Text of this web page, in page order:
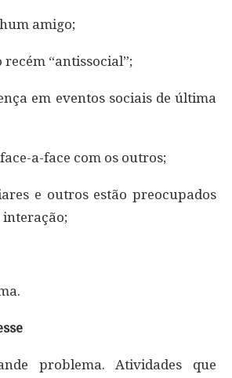
amigo;
recém “antissocial”;
em eventos sociais de última
a-face com os outros;
e outros estão preocupados
interação;
problema. Atividades que